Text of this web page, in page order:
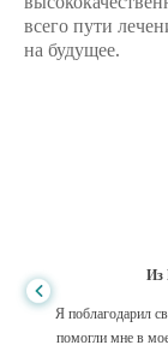
всего пути
на будущее.
Из
Я поблагодарил
помогли мне в